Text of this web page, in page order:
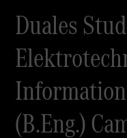
Duales
(B.Eng.)